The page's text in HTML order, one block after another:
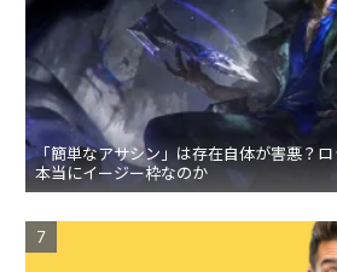
「簡単なアサシン」は存在自体が害悪？
本当にイージー枠なのか